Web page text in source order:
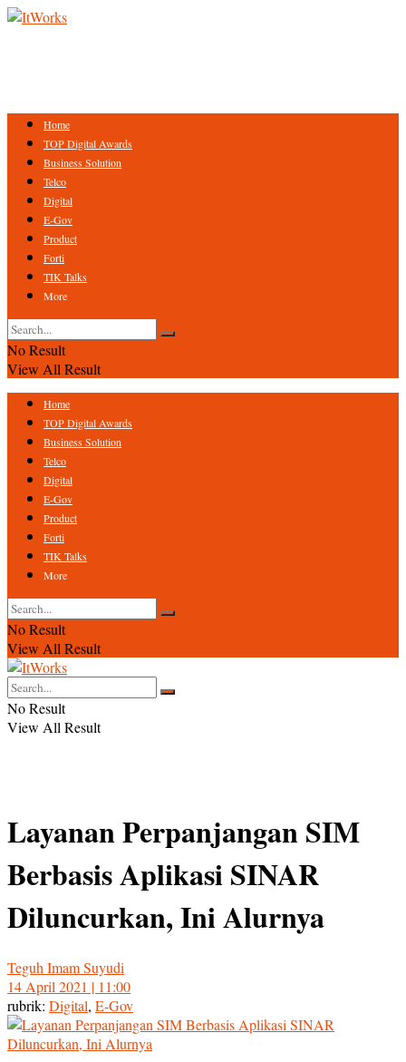
Home
TOP Digital Awards
Business Solution
Telco
Digital
E-Gov
Product
Forti
TIK Talks
More
No Result
View All Result
Home
TOP Digital Awards
Business Solution
Telco
Digital
E-Gov
Product
Forti
TIK Talks
More
No Result
View All Result
No Result
View All Result
Layanan Perpanjangan SIM
Berbasis Aplikasi SINAR
Diluncurkan, Ini Alurnya
Teguh Imam Suyudi
14 April 2021 | 11:00
rubrik: Digital, E-Gov